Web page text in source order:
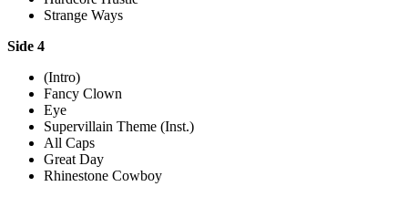
Strange Ways
Side 4
(Intro)
Fancy Clown
Eye
Supervillain Theme (Inst.)
All Caps
Great Day
Rhinestone Cowboy